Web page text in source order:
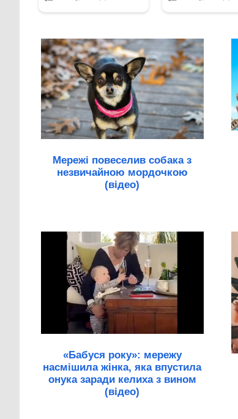
Мережі повеселив собака з
незвичайною мордочкою
(відео)
«Бабуся року»: мережу
насмішила жінка, яка впустила
онука заради келиха з вином
(відео)